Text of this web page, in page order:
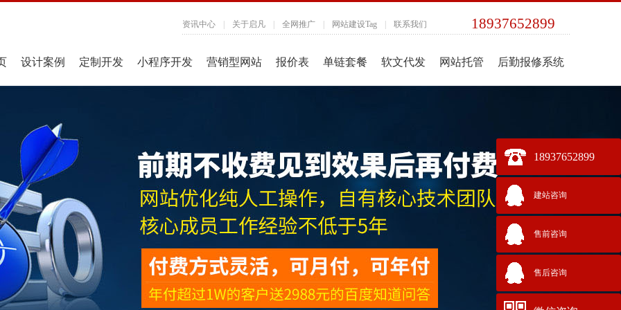
资讯中心 关于启凡 全网推广 网站建设Tag 联系我们 18937652899
设计案例 定制开发 小程序开发 营销型网站 报价表 单链套餐 软文代发 网站托管 后勤报修系统
18937652899
建站咨询
售前咨询
售后咨询